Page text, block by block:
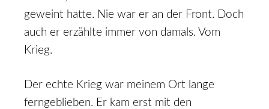
geweint hatte. Nie war er an der Front. Doch
auch er erzählte immer von damals. Vom
Krieg.
Der echte Krieg war meinem Ort lange
ferngeblieben. Er kam erst mit den